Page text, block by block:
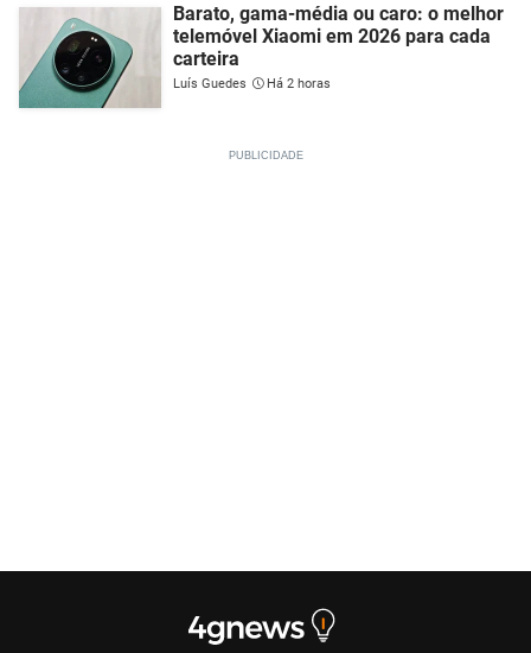
Barato, gama-média ou caro: o melhor
telemóvel Xiaomi em 2026 para cada
carteira
Luís Guedes Há 2 horas